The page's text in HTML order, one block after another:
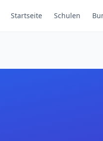
Startseite Schulen